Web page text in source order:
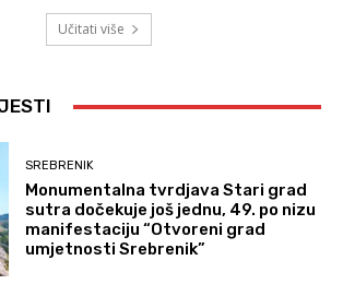
Učitati više
SREBRENIK
Monumentalna tvrdjava Stari grad
sutra dočekuje još jednu, 49. po nizu
manifestaciju “Otvoreni grad
umjetnosti Srebrenik”